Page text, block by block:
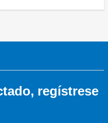
regístrese